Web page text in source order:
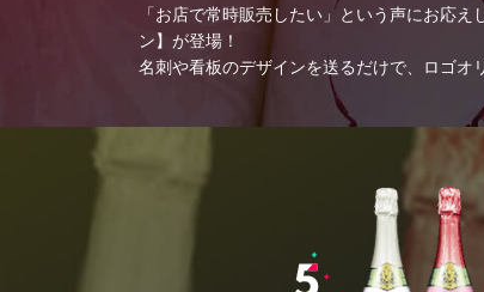
「お店で常時販売したい」という声にお応え
ン】が登場！
名刺や看板のデザインを送るだけで、ロゴオ